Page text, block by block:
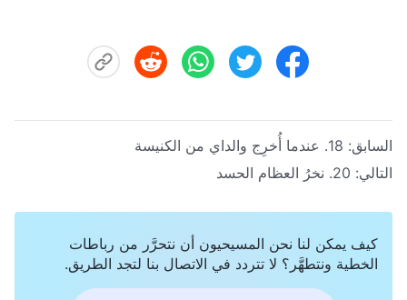
السابق: 18. عندما أُخرِج والداي من الكنيسة
التالي: 20. نخرُ العظام الحسد
كيف يمكن لنا نحن المسيحيون أن نتحرَّر من رباطات
الخطية ونتطهَّر؟ لا تتردد في الاتصال بنا لتجد الطريق.